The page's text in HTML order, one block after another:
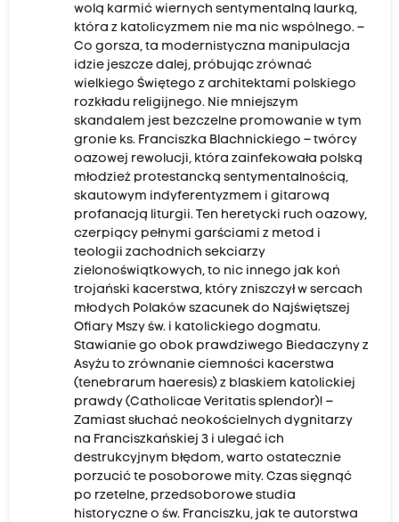
wolą karmić wiernych sentymentalną laurką,
która z katolicyzmem nie ma nic wspólnego. –
Co gorsza, ta modernistyczna manipulacja
idzie jeszcze dalej, próbując zrównać
wielkiego Świętego z architektami polskiego
rozkładu religijnego. Nie mniejszym
skandalem jest bezczelne promowanie w tym
gronie ks. Franciszka Blachnickiego – twórcy
oazowej rewolucji, która zainfekowała polską
młodzież protestancką sentymentalnością,
skautowym indyferentyzmem i gitarową
profanacją liturgii. Ten heretycki ruch oazowy,
czerpiący pełnymi garściami z metod i
teologii zachodnich sekciarzy
zielonoświątkowych, to nic innego jak koń
trojański kacerstwa, który zniszczył w sercach
młodych Polaków szacunek do Najświętszej
Ofiary Mszy św. i katolickiego dogmatu.
Stawianie go obok prawdziwego Biedaczyny z
Asyżu to zrównanie ciemności kacerstwa
(tenebrarum haeresis) z blaskiem katolickiej
prawdy (Catholicae Veritatis splendor)! –
Zamiast słuchać neokościelnych dygnitarzy
na Franciszkańskiej 3 i ulegać ich
destrukcyjnym błędom, warto ostatecznie
porzucić te posoborowe mity. Czas sięgnąć
po rzetelne, przedsoborowe studia
historyczne o św. Franciszku, jak te autorstwa